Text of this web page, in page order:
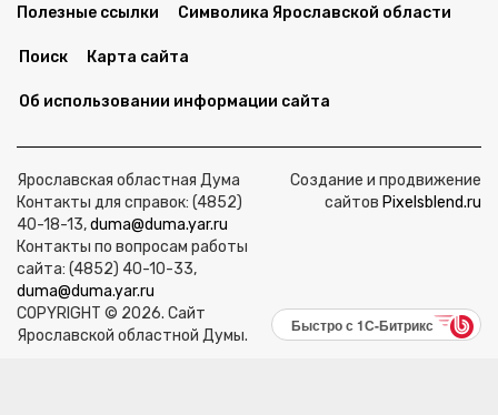
Полезные ссылки Символика Ярославской области
Поиск Карта сайта
Об использовании информации сайта
Ярославская областная Дума
Контакты для справок: (4852)
40-18-13,duma@duma.yar.ru
Контакты по вопросам работы
сайта: (4852) 40-10-33,
duma@duma.yar.ru
COPYRIGHT © 2026. Сайт
Ярославской областной Думы.
Создание и продвижение
сайтов Pixelsblend.ru
Быстро с 1С-Битрикс